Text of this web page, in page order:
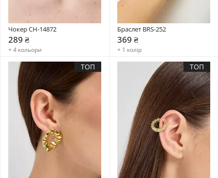
Чокер CH-14872
289 ₴
+ 4 кольори
Браслет BRS-252
369 ₴
+ 1 колір
ТОП ТОП